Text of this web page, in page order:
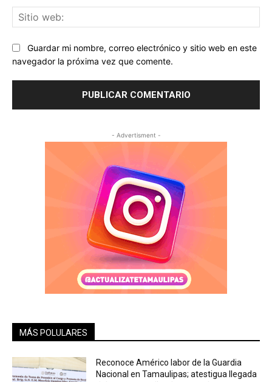
Guardar mi nombre, correo electrónico y sitio web en este
navegador la próxima vez que comente.
- Advertisment -
MÁS POLULARES
Reconoce Américo labor de la Guardia
Nacional en Tamaulipas; atestigua llegada